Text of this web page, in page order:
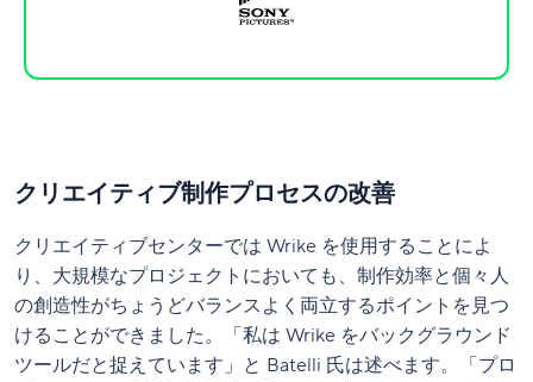
クリエイティブ制作プロセスの改善
クリエイティブセンターでは Wrike を使用することによ
り、大規模なプロジェクトにおいても、制作効率と個々人
の創造性がちょうどバランスよく両立するポイントを見つ
けることができました。「私は Wrike をバックグラウンド
ツールだと捉えています」と Batelli 氏は述べます。「プロ